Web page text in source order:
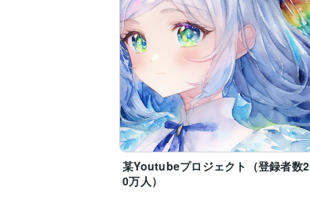
某Youtubeプロジェクト（登録者数2
0万人）